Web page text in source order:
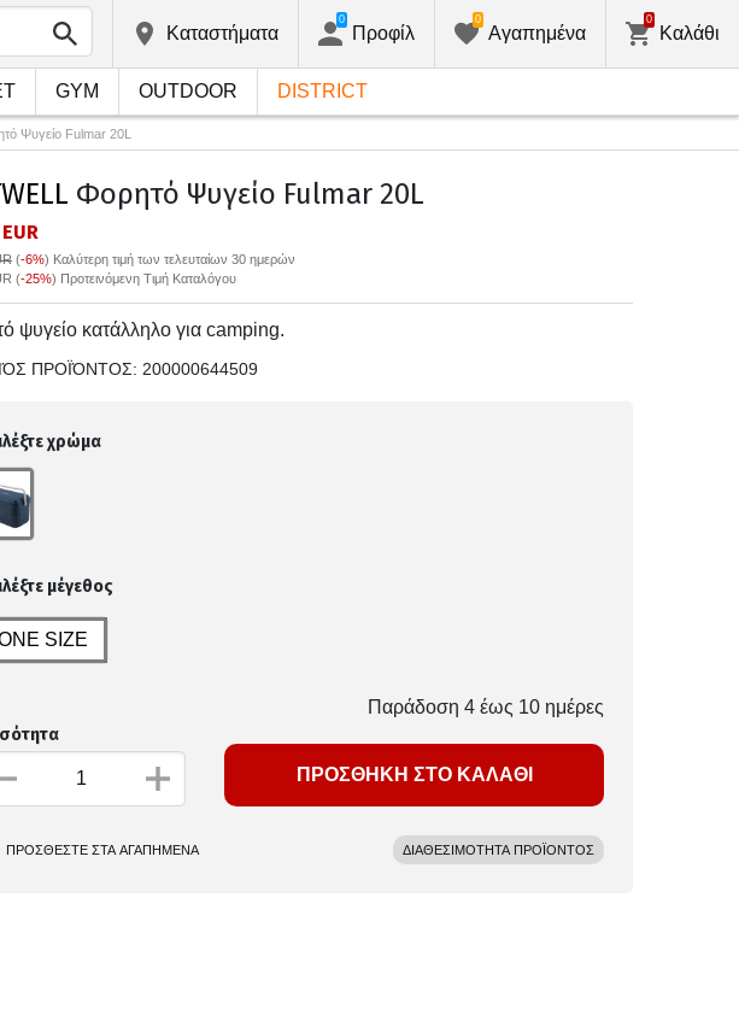
Kαταστήματα Προφίλ
0
Αγαπημένα
0
Καλάθι
0
GYM OUTDOOR DISTRICT
Ψυγείο Fulmar 20L
Φορητό Ψυγείο Fulmar 20L
(-6%) Καλύτερη τιμή των τελευταίων 30 ημερών
(-25%) Προτεινόμενη Τιμή Καταλόγου
ψυγείο κατάλληλο για camping.
ΠΡΟΪΌΝΤΟΣ: 200000644509
χρώμα
μέγεθος
SIZE
Παράδοση 4 έως 10 ημέρες
ΠΡΟΣΘΗΚΗ ΣΤΟ ΚΑΛΑΘΙ
ΠΡΟΣΘΕΣΤΕ ΣΤΑ ΑΓΑΠΗΜΕΝΑ ΔΙΑΘΕΣΙΜΟΤΗΤΑ ΠΡΟΪΟΝΤΟΣ